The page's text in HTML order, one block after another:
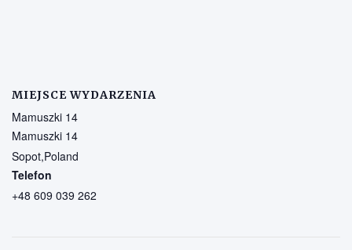
MIEJSCE WYDARZENIA
Mamuszki 14
Mamuszki 14
Sopot,Poland
Telefon
+48 609 039 262